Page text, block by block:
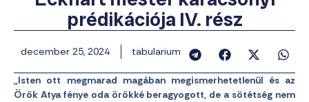
prédikációja IV. rész
december 25, 2024 tabularium
„Isten ott megmarad magában megismerhetetlenül és az
Örök Atya fénye oda örökké beragyogott, de a sötétség nem